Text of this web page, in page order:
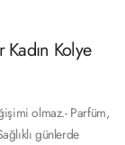
Kolye
olmaz.- Parfüm,
günlerde